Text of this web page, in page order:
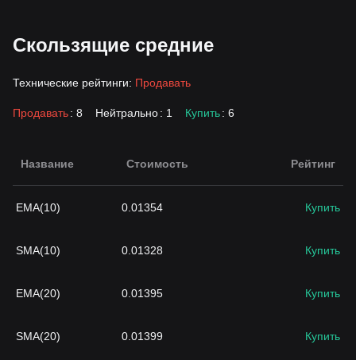
Скользящие средние
Технические рейтинги: Продавать
Продавать: 8 Нейтрально: 1 Купить: 6
Название Стоимость Рейтинг
EMA(10) 0.01354 Купить
SMA(10) 0.01328 Купить
EMA(20) 0.01395 Купить
SMA(20) 0.01399 Купить